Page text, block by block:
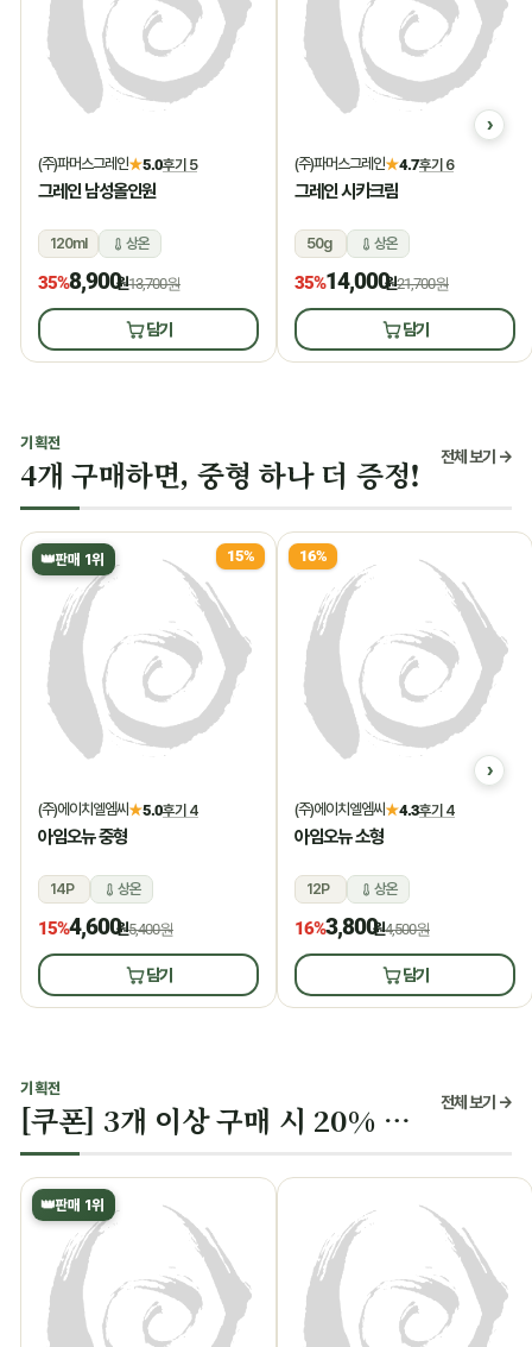
(주)파머스그레인★5.0후기 5
그레인 남성올인원
120ml 상온
35%8,900원13,700원
담기
(주)파머스그레인★4.7후기 6
그레인 시카크림
50g 상온
35%14,000원21,700원
담기
기획전
4개 구매하면, 중형 하나 더 증정! 전체 보기 →
👑판매 1위 15%
(주)에이치엘엠씨★5.0후기 4
아임오뉴 중형
14P 상온
15%4,600원5,400원
담기
16%
(주)에이치엘엠씨★4.3후기 4
아임오뉴 소형
12P 상온
16%3,800원4,500원
담기
기획전
[쿠폰] 3개 이상 구매 시 20% 할인 전체 보기 →
👑판매 1위